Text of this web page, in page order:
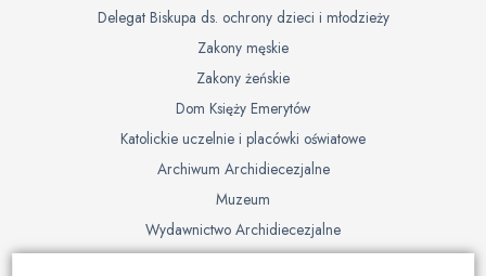
Delegat Biskupa ds. ochrony dzieci i młodzieży
Zakony męskie
Zakony żeńskie
Dom Księży Emerytów
Katolickie uczelnie i placówki oświatowe
Archiwum Archidiecezjalne
Muzeum
Wydawnictwo Archidiecezjalne
Cmentarze